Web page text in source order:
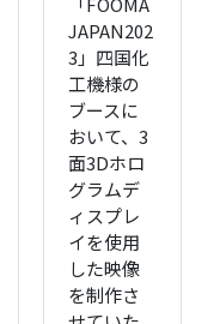
JAPAN202
3」四国化
工機様の
ブースに
おいて、3
面3Dホロ
グラムデ
ィスプレ
イを使用
した映像
を制作さ